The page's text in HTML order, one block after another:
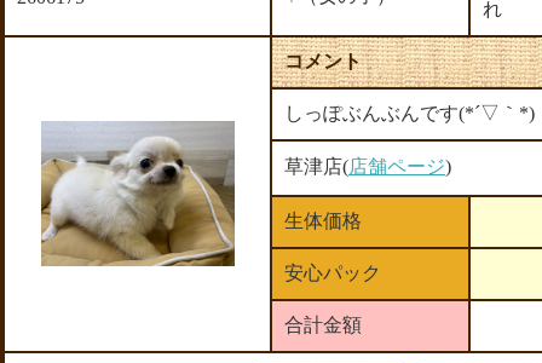
れ
コメント
しっぽぶんぶんです(*´▽｀*)
草津店(店舗ページ)
生体価格
安心パック
合計金額